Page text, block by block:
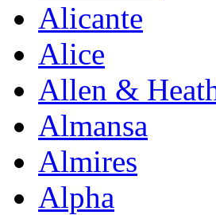
Alicante
Alice
Allen &
Almansa
Almires
Alpha